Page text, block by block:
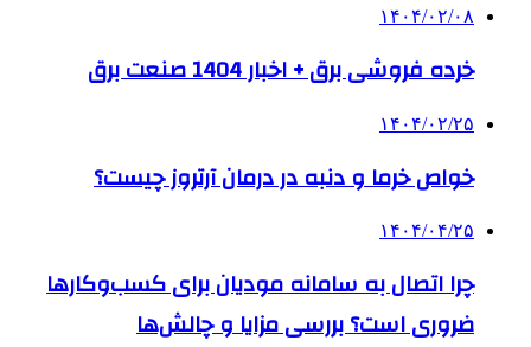
۱۴۰۴/۰۲/۰۸
خرده فروشی برق + اخبار 1404 صنعت برق
۱۴۰۴/۰۲/۲۵
خواص خرما و دنبه در درمان آرتروز چیست؟
۱۴۰۴/۰۴/۲۵
چرا اتصال به سامانه مودیان برای کسب‌وکارها
ضروری است؟ بررسی مزایا و چالش‌ها